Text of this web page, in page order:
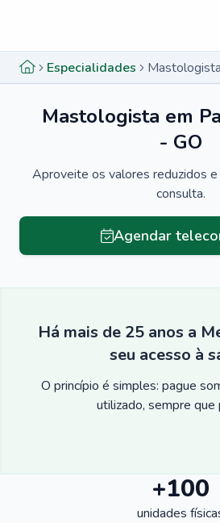
Especialidades
Mastologista em
- GO
Aproveite os valores reduzidos e
consulta.
Agendar
Há mais de 25 anos a
seu acesso à
O princípio é simples: pague
utilizado, sempre que
+100
unidades